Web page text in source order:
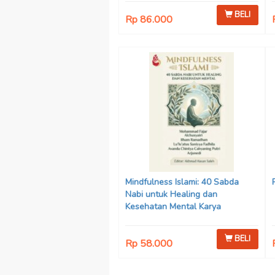
Rp 86.000 BELI
Mindfulness Islami: 40 Sabda
Nabi untuk Healing dan
Kesehatan Mental Karya
Ilham Ramadhan, Lu’lu’atus
Saniyya Fadhila, Avanda Chintya
Rp 58.000 BELI